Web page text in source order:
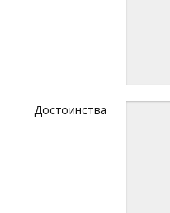
Достоинства